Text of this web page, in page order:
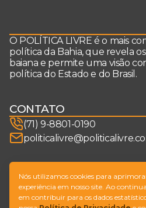
O POLÍTICA LIVRE é o mais
política da Bahia, que revela
baiana e permite uma visão
política do Estado e do Brasil.
CONTATO
(71) 9-8801-0190
SIGA-NOS
Nós utilizamos cookies para
experiência em nosso site. Ao
em contribuir para os dados